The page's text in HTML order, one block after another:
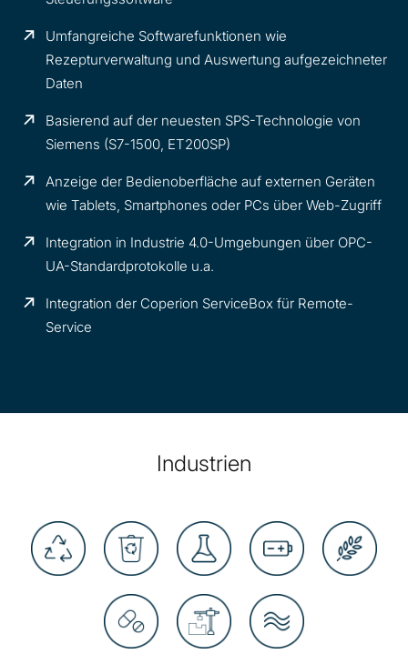
Umfangreiche Softwarefunktionen wie
Rezepturverwaltung und Auswertung aufgezeichneter
Daten
Basierend auf der neuesten SPS-Technologie von
Siemens (S7-1500, ET200SP)
Anzeige der Bedienoberfläche auf externen Geräten
wie Tablets, Smartphones oder PCs über Web-Zugriff
Integration in Industrie 4.0-Umgebungen über OPC-
UA-Standardprotokolle u.a.
Integration der Coperion ServiceBox für Remote-
Service
Industrien